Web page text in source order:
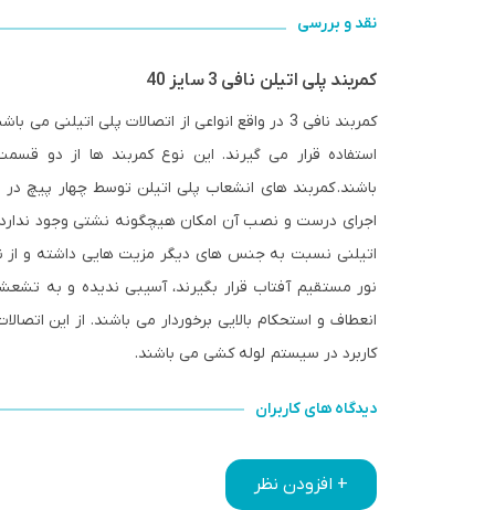
نقد و بررسی
کمربند پلی اتیلن نافی 3 سایز 40
کمربند نافی 3 در واقع انواعی از اتصالات پلی
استفاده قرار می گیرند. این نوع کمربند ها از
باشند. کمربند های انشعاب پلی اتیلن توسط چهار پیچ
اجرای درست و نصب آن امکان هیچگونه نشتی وجود ندارد
اتیلنی نسبت به جنس های دیگر مزیت هایی داشته و از
نور مستقیم آفتاب قرار بگیرند، آسیبی ندیده و به
انعطاف و استحکام بالایی برخوردار می باشند. از این
کاربرد در سیستم لوله کشی می باشند.
دیدگاه های کاربران
+ افزودن نظر